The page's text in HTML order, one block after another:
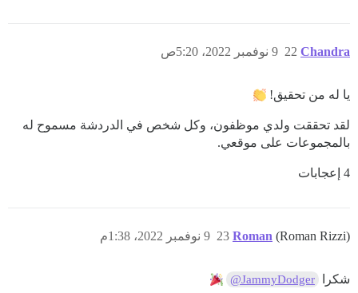
Chandra 9 نوفمبر 2022، 5:20ص 22
يا له من تحقيق!
لقد تحققت ولدي موظفون، وكل شخص في الدردشة مسموح له
بالمجموعات على موقعي.
4 إعجابات
Roman (Roman Rizzi) 9 نوفمبر 2022، 1:38م 23
شكرا @JammyDodger